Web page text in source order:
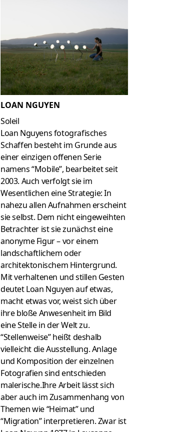
LOAN NGUYEN
Soleil
Loan Nguyens fotografisches
Schaffen besteht im Grunde aus
einer einzigen offenen Serie
namens “Mobile”, bearbeitet seit
2003. Auch verfolgt sie im
Wesentlichen eine Strategie: In
nahezu allen Aufnahmen erscheint
sie selbst. Dem nicht eingeweihten
Betrachter ist sie zunächst eine
anonyme Figur – vor einem
landschaftlichem oder
architektonischem Hintergrund.
Mit verhaltenen und stillen Gesten
deutet Loan Nguyen auf etwas,
macht etwas vor, weist sich über
ihre bloße Anwesenheit im Bild
eine Stelle in der Welt zu.
“Stellenweise” heißt deshalb
vielleicht die Ausstellung. Anlage
und Komposition der einzelnen
Fotografien sind entschieden
malerische.Ihre Arbeit lässt sich
aber auch im Zusammenhang von
Themen wie “Heimat” und
“Migration” interpretieren. Zwar ist